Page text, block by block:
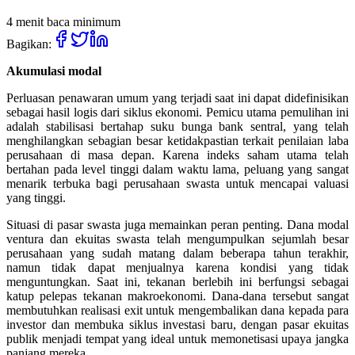
4 menit baca minimum
Bagikan:
Akumulasi modal
Perluasan penawaran umum yang terjadi saat ini dapat didefinisikan
sebagai hasil logis dari siklus ekonomi. Pemicu utama pemulihan ini
adalah stabilisasi bertahap suku bunga bank sentral, yang telah
menghilangkan sebagian besar ketidakpastian terkait penilaian laba
perusahaan di masa depan. Karena indeks saham utama telah
bertahan pada level tinggi dalam waktu lama, peluang yang sangat
menarik terbuka bagi perusahaan swasta untuk mencapai valuasi
yang tinggi.
Situasi di pasar swasta juga memainkan peran penting. Dana modal
ventura dan ekuitas swasta telah mengumpulkan sejumlah besar
perusahaan yang sudah matang dalam beberapa tahun terakhir,
namun tidak dapat menjualnya karena kondisi yang tidak
menguntungkan. Saat ini, tekanan berlebih ini berfungsi sebagai
katup pelepas tekanan makroekonomi. Dana-dana tersebut sangat
membutuhkan realisasi exit untuk mengembalikan dana kepada para
investor dan membuka siklus investasi baru, dengan pasar ekuitas
publik menjadi tempat yang ideal untuk memonetisasi upaya jangka